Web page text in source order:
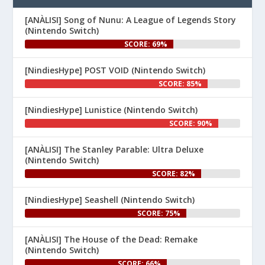
1
Nintenhype.Cat @nintenhype.cat
⋅
1m
El món dels videojocs: ⚡🔥💥💀
Nintendo:
[ANÀLISI] Song of Nunu: A League of Legends Story
(Nintendo Switch)
SCORE: 69%
[NindiesHype] POST VOID (Nintendo Switch)
SCORE: 85%
[NindiesHype] Lunistice (Nintendo Switch)
SCORE: 90%
[ANÀLISI] The Stanley Parable: Ultra Deluxe
(Nintendo Switch)
SCORE: 82%
[NindiesHype] Seashell (Nintendo Switch)
SCORE: 75%
[ANÀLISI] The House of the Dead: Remake
(Nintendo Switch)